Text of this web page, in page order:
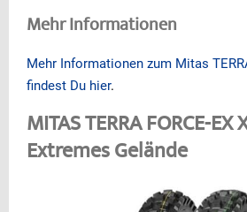
Mehr Informationen
Mehr Informationen zum Mitas
findest Du hier.
MITAS TERRA FORCE-EX
Extremes Gelände